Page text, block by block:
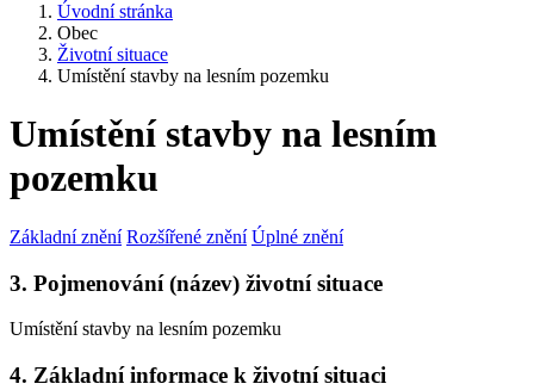
Úvodní stránka
Obec
Životní situace
Umístění stavby na lesním pozemku
Umístění stavby na lesním
pozemku
Základní znění Rozšířené znění Úplné znění
3. Pojmenování (název) životní situace
Umístění stavby na lesním pozemku
4. Základní informace k životní situaci